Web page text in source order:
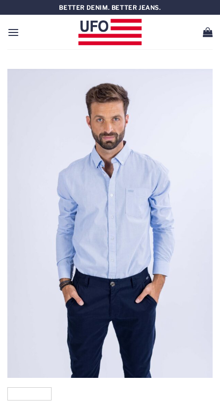
al
contenido
BETTER DENIM. BETTER JEANS.